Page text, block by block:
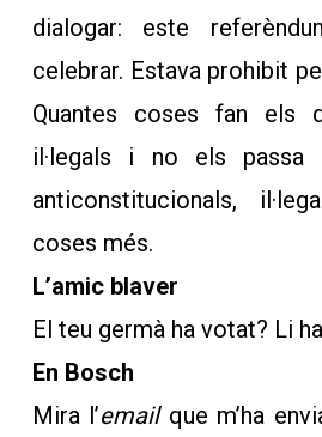
dialogar: este
celebrar. Estava prohibit
Quantes coses fan els
il·legals i no els passa
anticonstitucionals,
coses més.
L’amic blaver
El teu germà ha votat? Li
En Bosch
Mira l’emailque m’ha